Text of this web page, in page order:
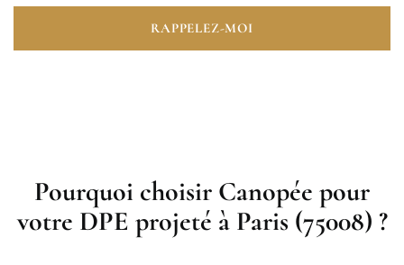
RAPPELEZ-MOI
Pourquoi choisir Canopée pour
votre DPE projeté à Paris (75008) ?